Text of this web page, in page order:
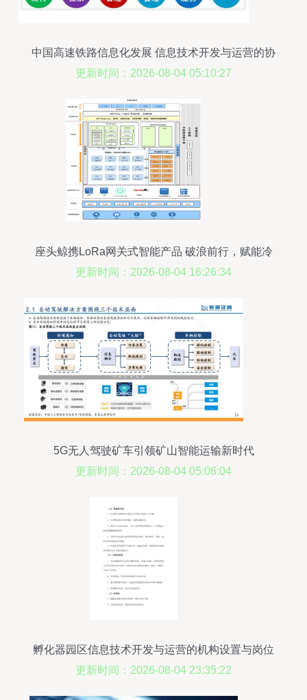
中国高速铁路信息化发展 信息技术开发与运营的协
同创新
更新时间：2026-08-04 05:10:27
座头鲸携LoRa网关式智能产品 破浪前行，赋能冷
链物流物联新基建
更新时间：2026-08-04 16:26:34
5G无人驾驶矿车引领矿山智能运输新时代
更新时间：2026-08-04 05:06:04
孵化器园区信息技术开发与运营的机构设置与岗位
职责解析
更新时间：2026-08-04 23:35:22